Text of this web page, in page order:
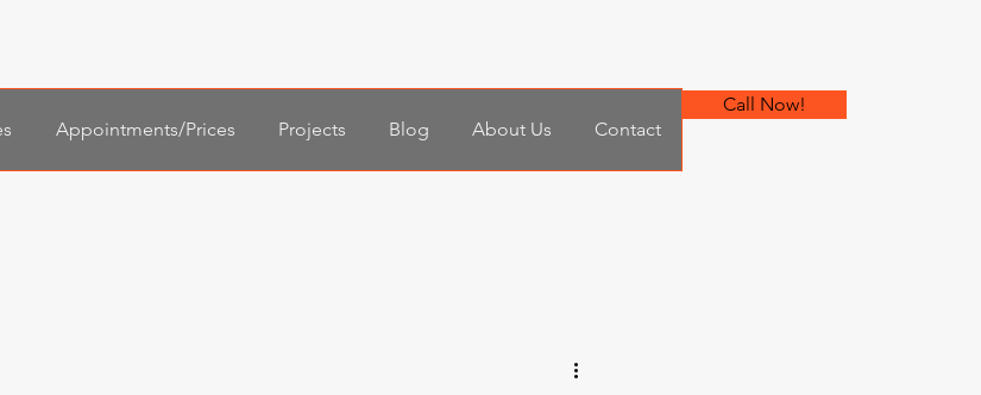
Appointments/Prices Projects Blog About Us Contact
Call Now!